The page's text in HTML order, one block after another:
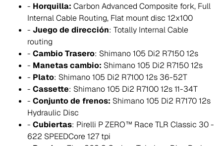
- Horquilla: Carbon Advanced Composite fork, Full
Internal Cable Routing, Flat mount disc 12x100
- Juego de dirección: Totally Internal Cable
routing
- Cambio Trasero: Shimano 105 Di2 R7150 12s
- Manetas cambio: Shimano 105 Di2 R7150 12s
- Plato: Shimano 105 Di2 R7100 12s 36-52T
- Cassette: Shimano 105 Di2 R7100 12s 11-34T
- Conjunto de frenos: Shimano 105 Di2 R7170 12s
Hydraulic Disc
- Cubiertas: Pirelli P ZERO™ Race TLR Classic 30 -
622 SPEEDCore 127 tpi